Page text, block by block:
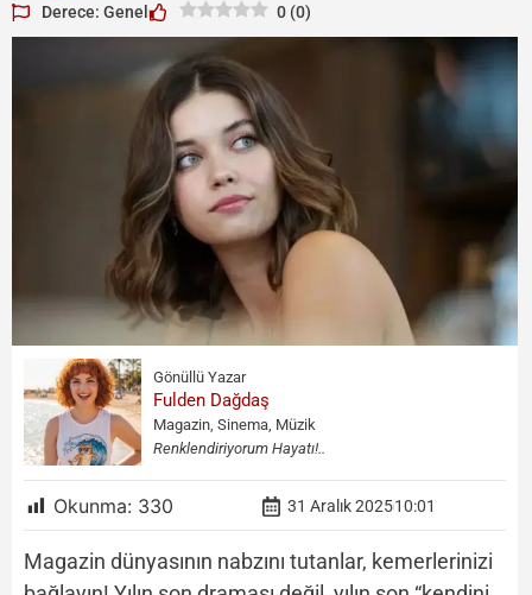
Derece: Genel 0 (0)
Gönüllü Yazar
Fulden Dağdaş
Magazin, Sinema, Müzik
Renklendiriyorum Hayatı!..
Okunma: 330 31 Aralık 202510:01
Magazin dünyasının nabzını tutanlar, kemerlerinizi